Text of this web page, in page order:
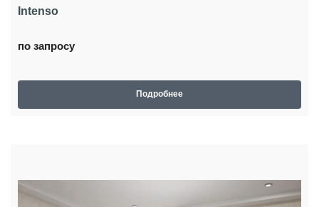
Intenso
по запросу
Подробнее